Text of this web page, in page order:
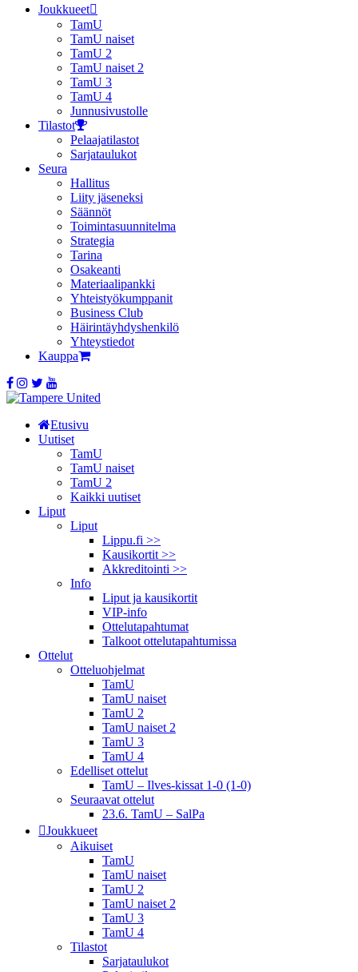
Joukkueet
TamU
TamU naiset
TamU 2
TamU naiset 2
TamU 3
TamU 4
Junnusivustolle
Tilastot
Pelaajatilastot
Sarjataulukot
Seura
Hallitus
Liity jäseneksi
Säännöt
Toimintasuunnitelma
Strategia
Tarina
Osakeanti
Materiaalipankki
Yhteistyö­kumppanit
Business Club
Häirintä­yhdyshenkilö
Yhteystiedot
Kauppa
Etusivu
Uutiset
TamU
TamU naiset
TamU 2
Kaikki uutiset
Liput
Liput
Lippu.fi >>
Kausikortit >>
Akkreditointi >>
Info
Liput ja kausikortit
VIP-info
Ottelutapahtumat
Talkoot ottelu­tapahtumissa
Ottelut
Otteluohjelmat
TamU
TamU naiset
TamU 2
TamU naiset 2
TamU 3
TamU 4
Edelliset ottelut
TamU – Ilves-kissat 1-0 (1-0)
Seuraavat ottelut
23.6. TamU – SalPa
Joukkueet
Aikuiset
TamU
TamU naiset
TamU 2
TamU naiset 2
TamU 3
TamU 4
Tilastot
Sarjataulukot